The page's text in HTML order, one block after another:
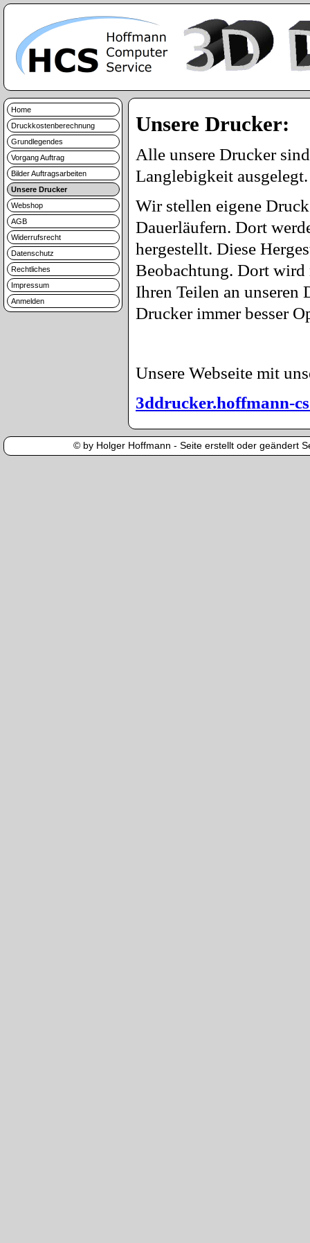
Home
Druckkostenberechnung
Grundlegendes
Vorgang Auftrag
Bilder Auftragsarbeiten
Unsere Drucker
Webshop
AGB
Widerrufsrecht
Datenschutz
Rechtliches
Impressum
Anmelden
Unsere Drucker:
Alle unsere Drucker
Langlebigkeit ausgelegt.
Wir stellen eigene
Dauerläufern. Dort
hergestellt. Diese
Beobachtung. Dort
Ihren Teilen an unseren
Drucker immer besser
Unsere Webseite mit
3ddrucker.hoffmann-
© by Holger Hoffmann - Seite erstellt oder geändert